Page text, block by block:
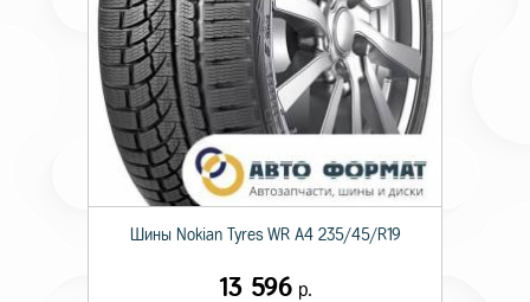
Шины Nokian Tyres WR A4 235/45/R19
13 596р.